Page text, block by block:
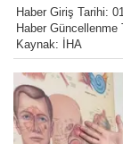
Haber Giriş Tarihi:
Haber
Kaynak: İHA